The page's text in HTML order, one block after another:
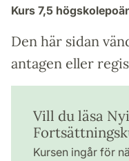
Kurs 7,5
Den här sidan
antagen eller
Vill du läsa
Kursen ingår för